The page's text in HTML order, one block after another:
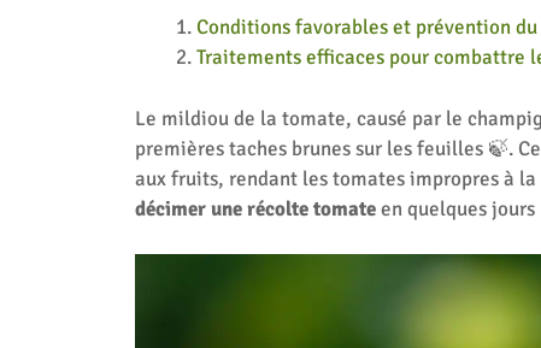
Conditions favorables et prévention
Traitements efficaces pour combattre
Le mildiou de la tomate, causé par le
premières taches brunes sur les feuilles 🍃.
aux fruits, rendant les tomates impropres à
décimer une récolte tomateen quelques jours